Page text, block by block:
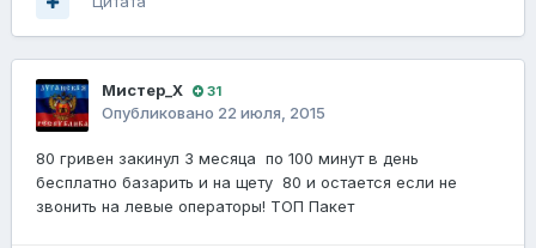
Мистер_Х 31
Опубликовано 22 июля, 2015
80 гривен закинул 3 месяца по 100 минут в день
бесплатно базарить и на щету 80 и остается если не
звонить на левые операторы! ТОП Пакет